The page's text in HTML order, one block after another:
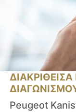
ΔΙΑΓΩΝΙΣΜΟΥ
Peugeot